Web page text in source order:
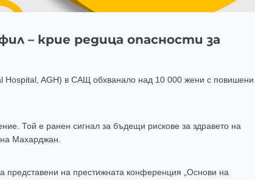
– крие редица опасности за
Hospital, AGH) в САЩ обхванало над 10 000 жени с повишени
Той е ранен сигнал за бъдещи рискове за здравето на
Махарджан.
представени на престижната конференция „Основи на